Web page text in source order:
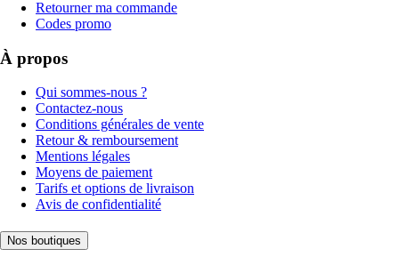
Retourner ma commande
Codes promo
À propos
Qui sommes-nous ?
Contactez-nous
Conditions générales de vente
Retour & remboursement
Mentions légales
Moyens de paiement
Tarifs et options de livraison
Avis de confidentialité
Nos boutiques